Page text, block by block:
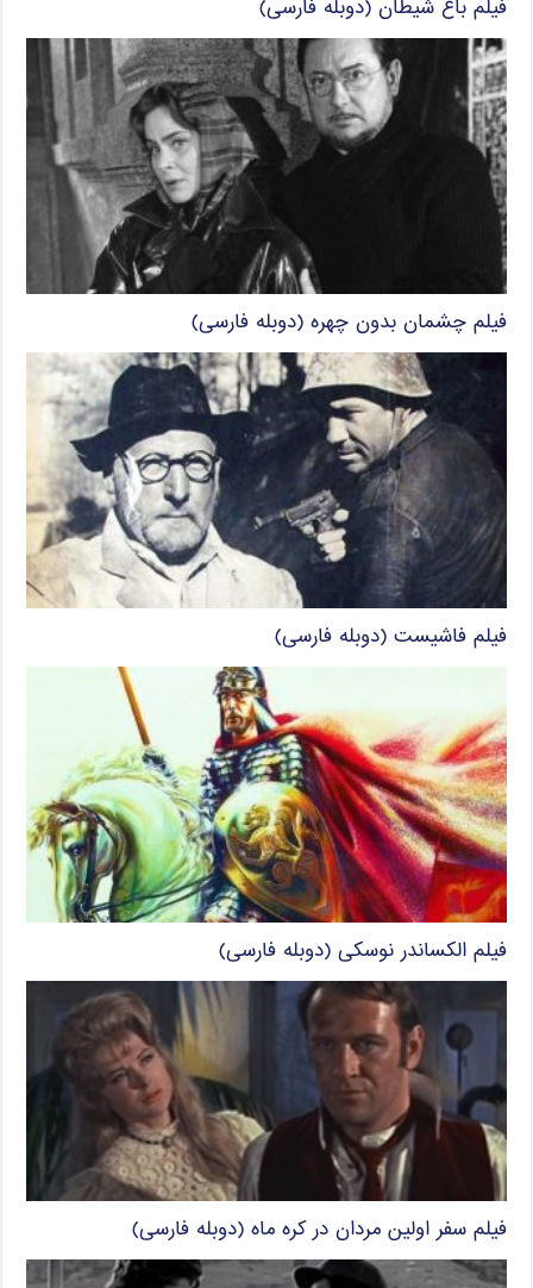
فیلم باغ شیطان (دوبله فارسی)
فیلم چشمان بدون چهره (دوبله فارسی)
فیلم فاشیست (دوبله فارسی)
فیلم الکساندر نوسکی (دوبله فارسی)
فیلم سفر اولین مردان در کره ماه (دوبله فارسی)